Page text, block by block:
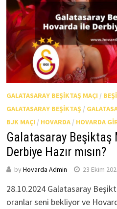
GALATASARAY BEŞIKTAŞ MAÇI /
GALATASARAY BEŞIKTAŞ/
BJK MAÇI / HOVARDA/ HOVARDA
Galatasaray Beşiktaş
Derbiye Hazır mısın?
by Hovarda Admin 23 Ekim
28.10.2024 Galatasaray
oranlar seni bekliyor ve